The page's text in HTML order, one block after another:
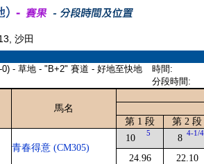
沙田
- 草地 - "B+2" 賽道 - 好地至快地
時間:
分段時間:
馬名
第 1 段
第 2 段
青春得意 (CM305)
10 5
24.96
8 4-1/4
22.10